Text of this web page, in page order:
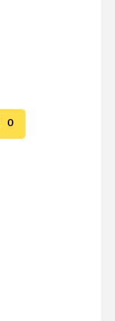
0